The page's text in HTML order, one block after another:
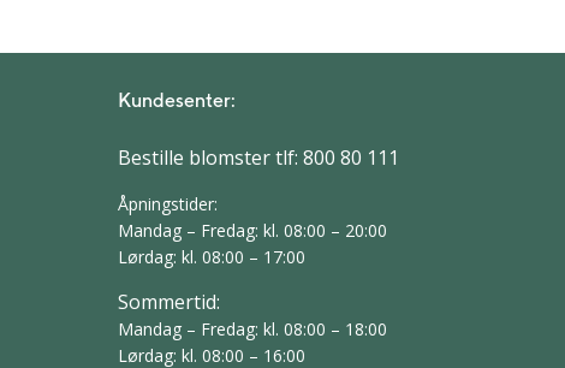
Kundesenter:
Bestille blomster tlf: 800 80 111
Åpningstider:
Mandag – Fredag: kl. 08:00 – 20:00
Lørdag: kl. 08:00 – 17:00
Sommertid:
Mandag – Fredag: kl. 08:00 – 18:00
Lørdag: kl. 08:00 – 16:00